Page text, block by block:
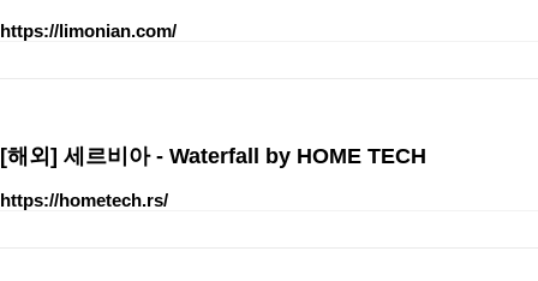
https://limonian.com/
[해외] 세르비아 - Waterfall by HOME TECH
https://hometech.rs/